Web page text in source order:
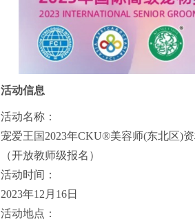
活动信息
活动名称：
宠爱王国2023年CKU®美容师(东北区)
（开放教师级报名）
活动时间：
2023年12月16日
活动地点：